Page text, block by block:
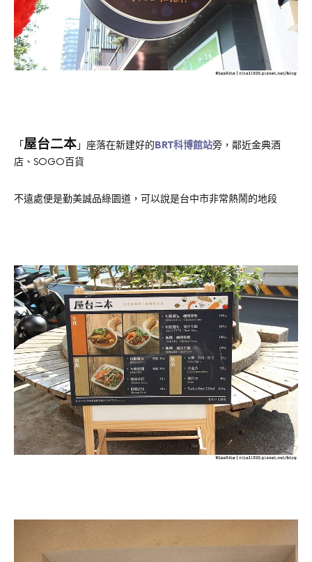
「屋台二本」座落在新建好的BRT科博館站旁，鄰近金典酒
店、SOGO百貨
不遠處便是勤美誠品綠園道，可以說是台中市非常熱鬧的地段